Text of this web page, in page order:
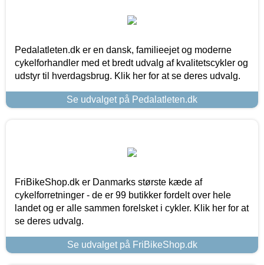
Pedalatleten.dk er en dansk, familieejet og moderne
cykelforhandler med et bredt udvalg af kvalitetscykler og
udstyr til hverdagsbrug. Klik her for at se deres udvalg.
Se udvalget på Pedalatleten.dk
FriBikeShop.dk er Danmarks største kæde af
cykelforretninger - de er 99 butikker fordelt over hele
landet og er alle sammen forelsket i cykler. Klik her for at
se deres udvalg.
Se udvalget på FriBikeShop.dk